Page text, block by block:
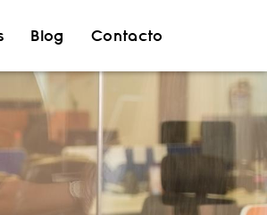
Blog Contacto